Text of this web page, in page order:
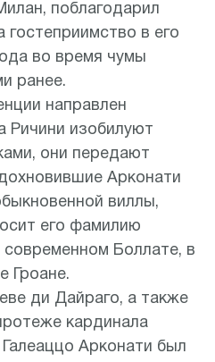
поблагодарил
гостеприимство в его
во время чумы
ранее.
направлен
Ричини изобилуют
они передают
Арконати
виллы,
его фамилию
современном Боллате, в
Гроане.
ди Дайраго, а также
кардинала
Арконати был